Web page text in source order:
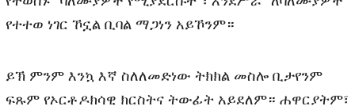
የተተወ ነገር ኾኗል ቢባል ማጋነን አይኾንም።
ይኽ ምንም እንኳ እኛ ስለለመድነው ትክክል መስሎ ቢታየንም
ፍጹም የኦርቶዶክሳዊ ክርስትና ትውፊት አይደለም። ሐዋርያትም፣